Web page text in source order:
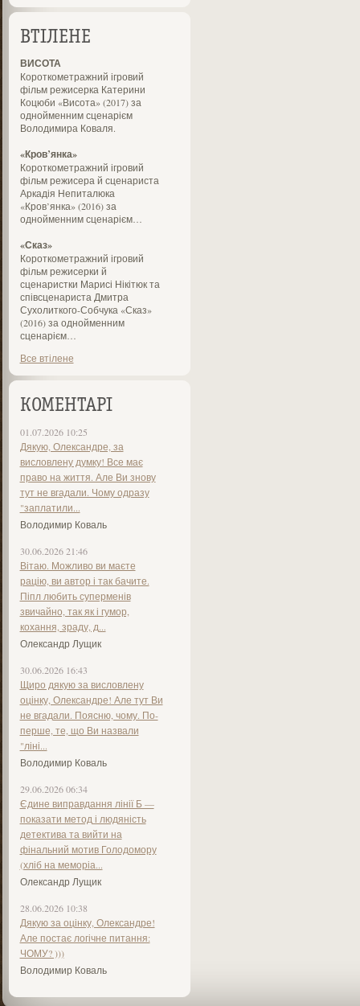
ВТІЛЕНЕ
ВИСОТА
Короткометражний ігровий
фільм режисерка Катерини
Коцюби «Висота» (2017) за
однойменним сценарієм
Володимира Коваля.
«Кров’янка»
Короткометражний ігровий
фільм режисера й сценариста
Аркадія Непиталюка
«Кров’янка» (2016) за
однойменним сценарієм…
«Сказ»
Короткометражний ігровий
фільм режисерки й
сценаристки Марисі Нікітюк та
співсценариста Дмитра
Сухолиткого-Собчука «Сказ»
(2016) за однойменним
сценарієм…
Все втілене
КОМЕНТАРІ
01.07.2026 10:25
Дякую, Олександре, за
висловлену думку! Все має
право на життя. Але Ви знову
тут не вгадали. Чому одразу
"заплатили...
Володимир Коваль
30.06.2026 21:46
Вітаю. Можливо ви маєте
рацію, ви автор і так бачите.
Піпл любить суперменів
звичайно, так як і гумор,
кохання, зраду, д...
Олександр Лущик
30.06.2026 16:43
Щиро дякую за висловлену
оцінку, Олександре! Але тут Ви
не вгадали. Поясню, чому. По-
перше, те, що Ви назвали
"ліні...
Володимир Коваль
29.06.2026 06:34
Єдине виправдання лінії Б —
показати метод і людяність
детектива та вийти на
фінальний мотив Голодомору
(хліб на меморіа...
Олександр Лущик
28.06.2026 10:38
Дякую за оцінку, Олександре!
Але постає логічне питання:
ЧОМУ? )))
Володимир Коваль